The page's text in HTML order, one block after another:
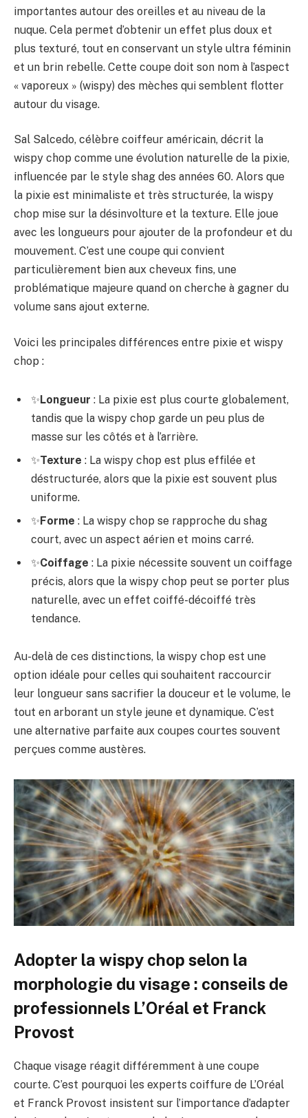
importantes autour des oreilles et au niveau de la
nuque. Cela permet d’obtenir un effet plus doux et
plus texturé, tout en conservant un style ultra féminin
et un brin rebelle. Cette coupe doit son nom à l’aspect
« vaporeux » (wispy) des mèches qui semblent flotter
autour du visage.
Sal Salcedo, célèbre coiffeur américain, décrit la
wispy chop comme une évolution naturelle de la pixie,
influencée par le style shag des années 60. Alors que
la pixie est minimaliste et très structurée, la wispy
chop mise sur la désinvolture et la texture. Elle joue
avec les longueurs pour ajouter de la profondeur et du
mouvement. C’est une coupe qui convient
particulièrement bien aux cheveux fins, une
problématique majeure quand on cherche à gagner du
volume sans ajout externe.
Voici les principales différences entre pixie et wispy
chop :
✨Longueur : La pixie est plus courte globalement,
tandis que la wispy chop garde un peu plus de
masse sur les côtés et à l’arrière.
✨Texture : La wispy chop est plus effilée et
déstructurée, alors que la pixie est souvent plus
uniforme.
✨Forme : La wispy chop se rapproche du shag
court, avec un aspect aérien et moins carré.
✨Coiffage : La pixie nécessite souvent un coiffage
précis, alors que la wispy chop peut se porter plus
naturelle, avec un effet coiffé-décoiffé très
tendance.
Au-delà de ces distinctions, la wispy chop est une
option idéale pour celles qui souhaitent raccourcir
leur longueur sans sacrifier la douceur et le volume, le
tout en arborant un style jeune et dynamique. C’est
une alternative parfaite aux coupes courtes souvent
perçues comme austères.
Adopter la wispy chop selon la
morphologie du visage : conseils de
professionnels L’Oréal et Franck
Provost
Chaque visage réagit différemment à une coupe
courte. C’est pourquoi les experts coiffure de L’Oréal
et Franck Provost insistent sur l’importance d’adapter